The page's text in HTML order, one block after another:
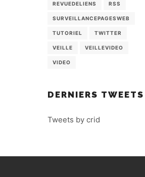
REVUEDELIENS RSS
SURVEILLANCEPAGESWEB
TUTORIEL TWITTER
VEILLE VEILLEVIDEO
VIDEO
DERNIERS TWEETS
Tweets by crid